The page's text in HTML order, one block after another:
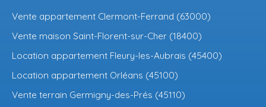
Vente appartement Clermont-Ferrand (63000)
Vente maison Saint-Florent-sur-Cher (18400)
Location appartement Fleury-les-Aubrais (45400)
Location appartement Orléans (45100)
Vente terrain Germigny-des-Prés (45110)